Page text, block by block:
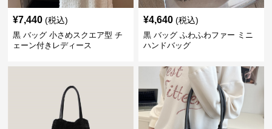
¥7,440 (税込)
黒 バッグ 小さめスクエア型 チ
ェーン付きレディース
¥4,640 (税込)
黒 バッグ ふわふわファー ミニ
ハンドバッグ